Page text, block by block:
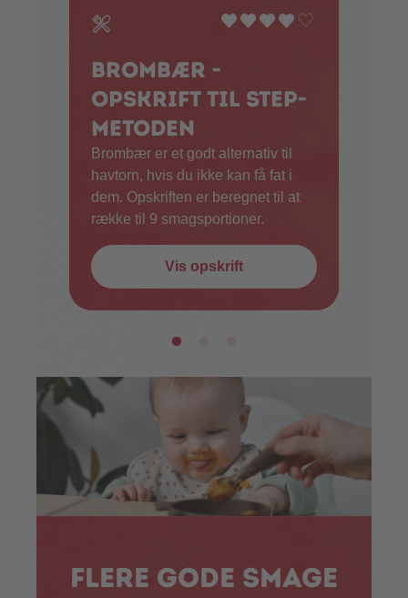
Brombær -
opskrift til STEP-
metoden
Brombær er et godt alternativ til
havtorn, hvis du ikke kan få fat i
dem. Opskriften er beregnet til at
række til 9 smagsportioner.
Vis opskrift
Flere gode smage